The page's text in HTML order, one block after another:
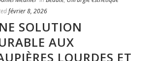
février 8, 2026
SOLUTION
AUX
LOURDES ET